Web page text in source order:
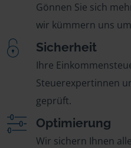
Gönnen Sie sich
wir kümmern uns
Sicherheit
Ihre
Steuerexpertinnen
geprüft.
Optimierung
Wir sichern Ihnen